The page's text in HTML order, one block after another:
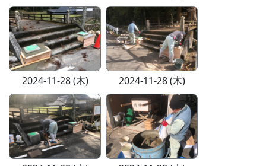
2024-11-28 (木) 2024-11-28 (木)